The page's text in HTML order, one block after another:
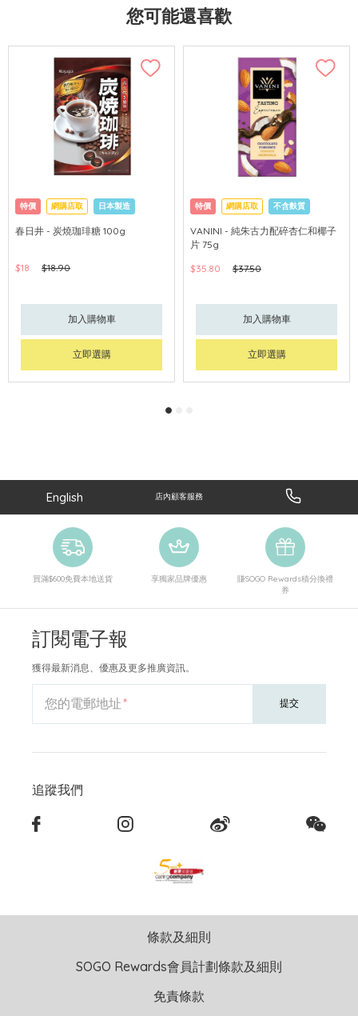
您可能還喜歡
特價 網購店取 日本製造
春日井 - 炭燒珈琲糖 100g
$18 $18.90
加入購物車
立即選購
特價 網購店取 不含麩質
VANINI - 純朱古力配碎杏仁和椰子
片 75g
$35.80
$37.50
加入購物車
立即選購
English 店內顧客服務
買滿$600免費本地送貨 享獨家品牌優惠
賺SOGO Rewards積分換禮
券
訂閱電子報
獲得最新消息、優惠及更多推廣資訊。
您的電郵地址 提交
追蹤我們
條款及細則
SOGO Rewards會員計劃條款及細則
免責條款